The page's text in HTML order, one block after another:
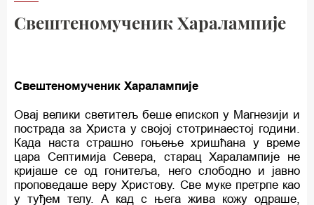
Свештеномученик Харалампије
Свештеномученик Харалампије
Овај велики светитељ беше епископ у Магнезији и
пострада за Христа у својој стотринаестој години.
Када наста страшно гоњење хришћана у време
цара Септимија Севера, старац Харалампије не
кријаше се од гонитеља, него слободно и јавно
проповедаше веру Христову. Све муке претрпе као
у туђем телу. А кад с њега жива кожу одраше,